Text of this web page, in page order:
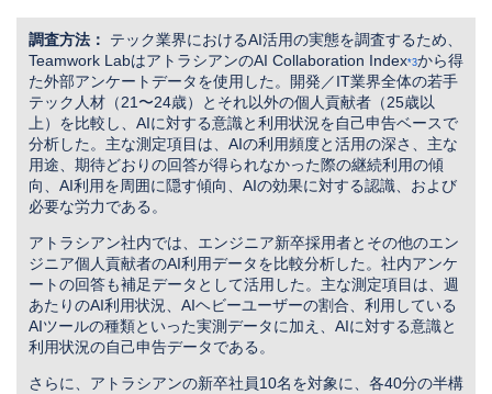
調査方法： テック業界におけるAI活用の実態を調査するため、
Teamwork LabはアトラシアンのAI Collaboration Index*3から得
た外部アンケートデータを使用した。開発／IT業界全体の若手
テック人材（21〜24歳）とそれ以外の個人貢献者（25歳以
上）を比較し、AIに対する意識と利用状況を自己申告ベースで
分析した。主な測定項目は、AIの利用頻度と活用の深さ、主な
用途、期待どおりの回答が得られなかった際の継続利用の傾
向、AI利用を周囲に隠す傾向、AIの効果に対する認識、および
必要な労力である。
アトラシアン社内では、エンジニア新卒採用者とその他のエン
ジニア個人貢献者のAI利用データを比較分析した。社内アンケ
ートの回答も補足データとして活用した。主な測定項目は、週
あたりのAI利用状況、AIヘビーユーザーの割合、利用している
AIツールの種類といった実測データに加え、AIに対する意識と
利用状況の自己申告データである。
さらに、アトラシアンの新卒社員10名を対象に、各40分の半構